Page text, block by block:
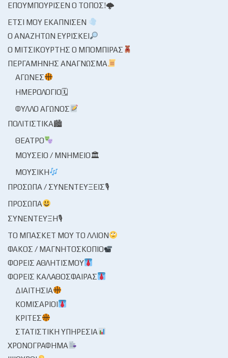
ΕΠΟΥΜΠΟΎΡΙΣΕΝ Ο ΤΌΠΟΣ!🌩
ΈΤΣΙ ΜΟΥ ΕΚΆΠΝΙΣΕΝ
Ο ΑΝΑΖΗΤΏΝ ΕΥΡΊΣΚΕΙ
Ο ΜΙΤΣΙΚΟΥΡΤΉΣ Ο ΜΠΌΜΠΙΡΑΣ
ΠΕΡΓΑΜΗΝΉΣ ΑΝΆΓΝΩΣΜΑ
ΑΓΏΝΕΣ
ΗΜΕΡΟΛΌΓΙΟ🗓
ΦΎΛΛΟ ΑΓΏΝΟΣ
ΠΟΛΙΤΙΣΤΙΚΆ🏙
ΘΈΑΤΡΟ
ΜΟΥΣΕΊΟ / ΜΝΗΜΕΊΟ🏛
ΜΟΥΣΙΚΉ
ΠΡΌΣΩΠΑ / ΣΥΝΕΝΤΕΎΞΕΙΣ🎙
ΠΡΌΣΩΠΑ
ΣΥΝΈΝΤΕΥΞΗ🎙
ΤΟ ΜΠΆΣΚΕΤ ΜΟΥ ΤΟ ΛΛΊΟΝ
ΦΑΚΌΣ / ΜΑΓΝΗΤΟΣΚΌΠΙΟ
ΦΟΡΕΊΣ ΑΘΛΗΤΙΣΜΟΎ
ΦΟΡΕΊΣ ΚΑΛΑΘΌΣΦΑΙΡΑΣ
ΔΙΑΙΤΗΣΊΑ
ΚΟΜΙΣΆΡΙΟΙ
ΚΡΙΤΈΣ
ΣΤΑΤΙΣΤΙΚΉ ΥΠΗΡΕΣΊΑ
ΧΡΟΝΟΓΡΆΦΗΜΑ